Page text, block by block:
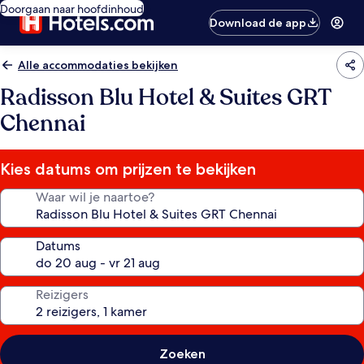
Doorgaan naar hoofdinhoud
Download de app
Alle accommodaties bekijken
Radisson Blu Hotel & Suites GRT
Chennai
Kies datums om prijzen te bekijken
Waar wil je naartoe?
Datums
Reizigers
Zoeken